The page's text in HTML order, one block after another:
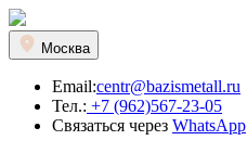
Москва
Email:centr@bazismetall.ru
Тел.: +7 (962)567-23-05
Связаться через WhatsApp